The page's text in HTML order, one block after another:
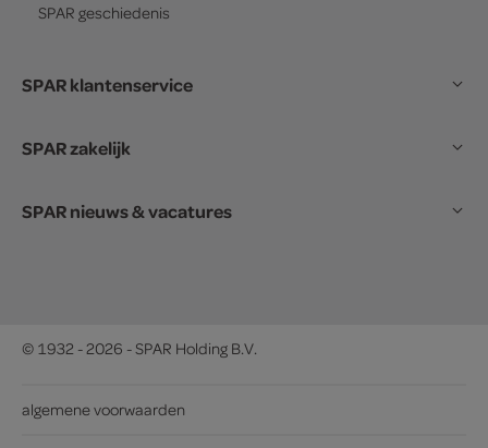
SPAR geschiedenis
SPAR klantenservice
SPAR zakelijk
SPAR nieuws & vacatures
© 1932 - 2026 - SPAR Holding B.V.
algemene voorwaarden